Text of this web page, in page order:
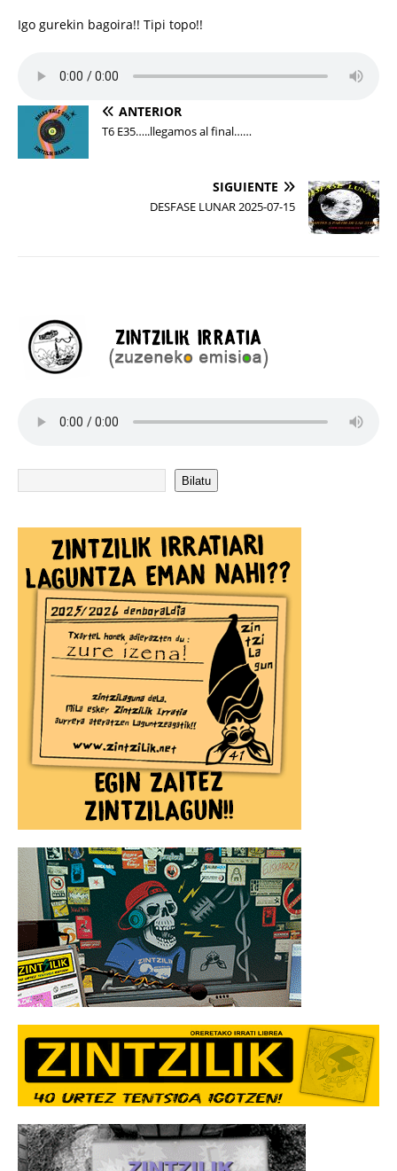
Igo gurekin bagoira!! Tipi topo!!
ANTERIOR
T6 E35…..llegamos al final……
SIGUIENTE
DESFASE LUNAR 2025-07-15
Bilatu